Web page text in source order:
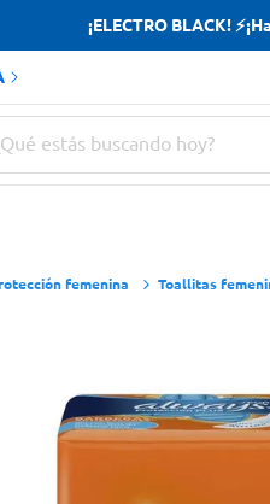
¡ELECTRO BLACK!
estás buscando hoy?
femenina Toallitas